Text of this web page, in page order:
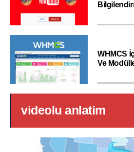
WHMCS
Ve
videolu anlatim